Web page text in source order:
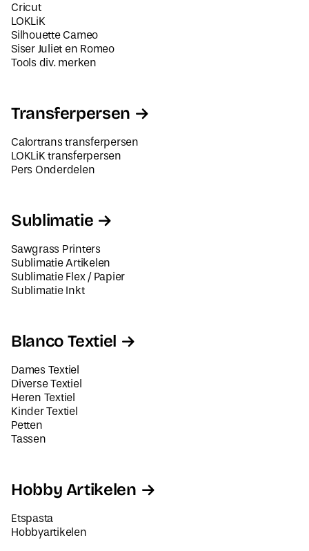
Cricut
LOKLiK
Silhouette Cameo
Siser Juliet en Romeo
Tools div. merken
Transferpersen
Calortrans transferpersen
LOKLiK transferpersen
Pers Onderdelen
Sublimatie
Sawgrass Printers
Sublimatie Artikelen
Sublimatie Flex / Papier
Sublimatie Inkt
Blanco Textiel
Dames Textiel
Diverse Textiel
Heren Textiel
Kinder Textiel
Petten
Tassen
Hobby Artikelen
Etspasta
Hobbyartikelen